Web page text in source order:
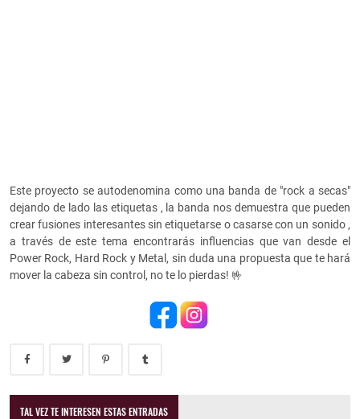
Este proyecto se autodenomina como una banda de "rock a secas"
dejando de lado las etiquetas , la banda nos demuestra que pueden
crear fusiones interesantes sin etiquetarse o casarse con un sonido ,
a través de este tema encontrarás influencias que van desde el
Power Rock, Hard Rock y Metal, sin duda una propuesta que te hará
mover la cabeza sin control, no te lo pierdas! 🤟
TAL VEZ TE INTERESEN ESTAS ENTRADAS